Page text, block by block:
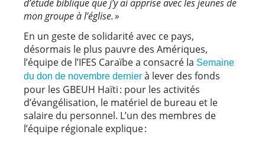
d’étude biblique que j’y ai apprise avec les jeunes de
mon groupe à l’église. »
En un geste de solidarité avec ce pays,
désormais le plus pauvre des Amériques,
l’équipe de l’IFES Caraïbe a consacré la Semaine
du don de novembre dernier à lever des fonds
pour les GBEUH Haïti : pour les activités
d’évangélisation, le matériel de bureau et le
salaire du personnel. L’un des membres de
l’équipe régionale explique :